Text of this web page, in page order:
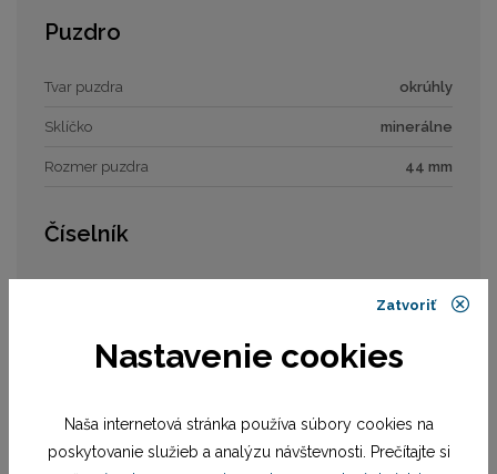
Puzdro
Tvar puzdra okrúhly
Sklíčko minerálne
Rozmer puzdra 44 mm
Číselník
Materiál remienka remienok kaučuk
Zatvoriť
Nastavenie cookies
Naša internetová stránka používa súbory cookies na
poskytovanie služieb a analýzu návštevnosti. Prečítajte si